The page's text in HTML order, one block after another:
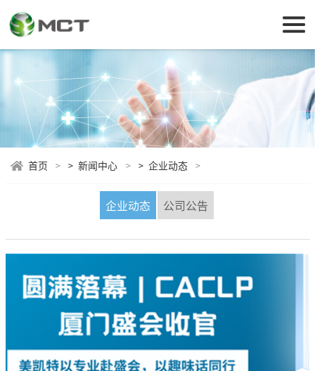
首页 >新闻中心 > 企业动态
企业动态 公司公告